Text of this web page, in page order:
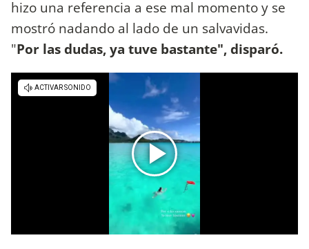
hizo una referencia a ese mal momento y se
mostró nadando al lado de un salvavidas.
"Por las dudas, ya tuve bastante", disparó.